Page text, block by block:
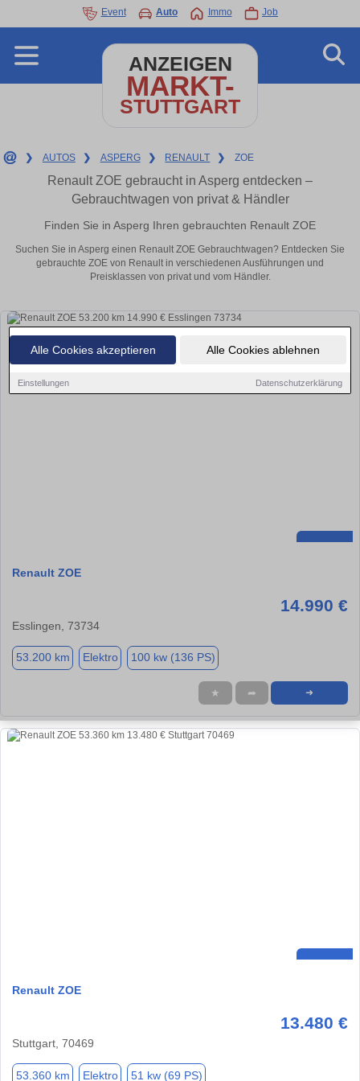
Alle Cookies akzeptieren Alle Cookies ablehnen
Einstellungen Datenschutzerklärung
Event Auto Immo Job
ANZEIGEN
MARKT-
STUTTGART
❯ AUTOS ❯ ASPERG ❯ RENAULT ❯ ZOE
Renault ZOE gebraucht in Asperg entdecken –
Gebrauchtwagen von privat & Händler
Finden Sie in Asperg Ihren gebrauchten Renault ZOE
Suchen Sie in Asperg einen Renault ZOE Gebrauchtwagen? Entdecken Sie
gebrauchte ZOE von Renault in verschiedenen Ausführungen und
Preisklassen von privat und vom Händler.
Renault ZOE
14.990 €
Esslingen, 73734
53.200 km Elektro 100 kw (136 PS)
★ ➦ ➜
Renault ZOE
13.480 €
Stuttgart, 70469
53.360 km Elektro 51 kw (69 PS)